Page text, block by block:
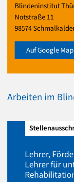
Blindeninstitut
Notstraße 11
98574
Auf Google
Arbeiten im
Lehrer,
Lehrer für